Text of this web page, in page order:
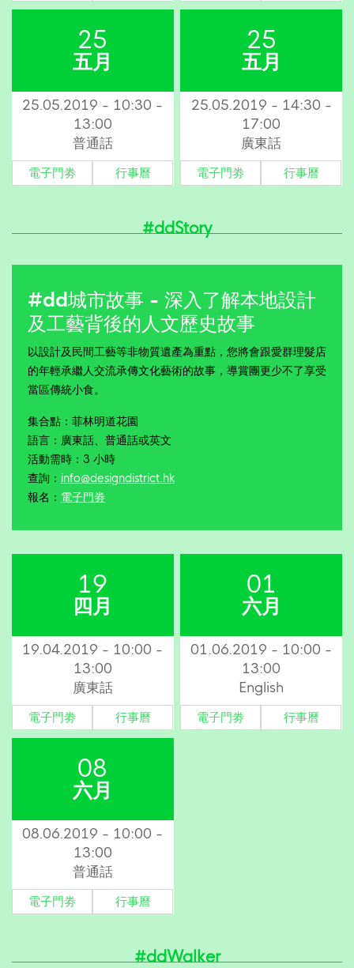
25
五月
25.05.2019 - 10:30 -
13:00
普通話
電子門劵 行事曆
25
五月
25.05.2019 - 14:30 -
17:00
廣東話
電子門劵 行事曆
#ddStory
#dd城市故事 - 深入了解本地設計
及工藝背後的人文歷史故事
以設計及民間工藝等非物質遺產為重點，您將會跟愛群理髮店
的年輕承繼人交流承傳文化藝術的故事，導賞團更少不了享受
當區傳統小食。
集合點：菲林明道花園
語言：廣東話、普通話或英文
活動需時：3 小時
查詢： info@designdistrict.hk
報名： 電子門劵
19
四月
19.04.2019 - 10:00 -
13:00
廣東話
電子門劵 行事曆
01
六月
01.06.2019 - 10:00 -
13:00
English
電子門劵 行事曆
08
六月
08.06.2019 - 10:00 -
13:00
普通話
電子門劵 行事曆
#ddWalker